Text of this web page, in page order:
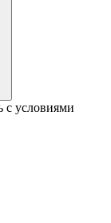
с условиями